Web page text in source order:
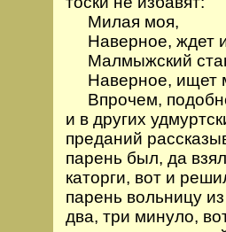
Милая моя,
Наверное, ждет
Малмыжский
Наверное, ищет
Впрочем,
и в других
преданий
парень был, да
каторги, вот и
парень вольницу
два, три минуло,